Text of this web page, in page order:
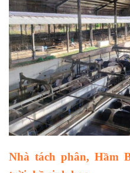
Nhà tách phân, Hầm